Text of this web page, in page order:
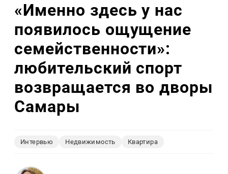
«Именно здесь у нас
появилось ощущение
семейственности»:
любительский спорт
возвращается во дворы
Самары
Интервью Недвижимость Квартира